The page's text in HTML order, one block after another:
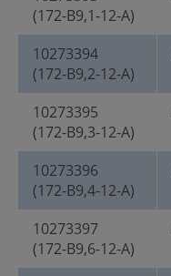
(172-B9,1-12-A)
10273394
(172-B9,2-12-A)
10273395
(172-B9,3-12-A)
10273396
(172-B9,4-12-A)
10273397
(172-B9,6-12-A)